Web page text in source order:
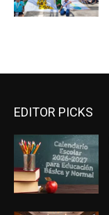
EDITOR PICKS